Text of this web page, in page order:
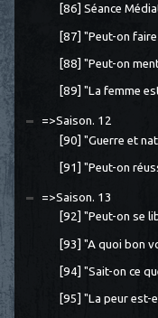
[86] Séance
[87] "Peut-on
[88] "Peut-on
[89] "La femme
=>Saison. 12
[90] "Guerre et
[91] "Peut-on
=>Saison. 13
[92] "Peut-on se
[93] "A quoi bon
[94] "Sait-on ce
[95] "La peur est-